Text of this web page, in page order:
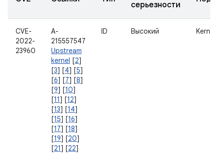
серьезности
CVE-
2022-
23960
A-
215557547
Upstream
kernel [2]
[3] [4] [5]
[6] [7] [8]
[9] [10]
[11] [12]
[13] [14]
[15] [16]
[17] [18]
[19] [20]
[21] [22]
ID Высокий Kernel